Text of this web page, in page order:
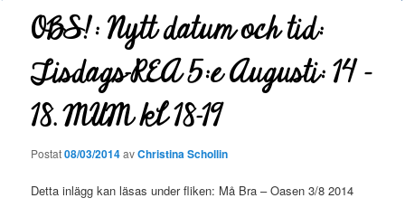
OBS!: Nytt datum och tid:
Tisdags-REA 5:e Augusti: 14 –
18. MUM kl 18-19
Postat08/03/2014avChristina Schollin
Detta inlägg kan läsas under fliken: Må Bra – Oasen 3/8 2014